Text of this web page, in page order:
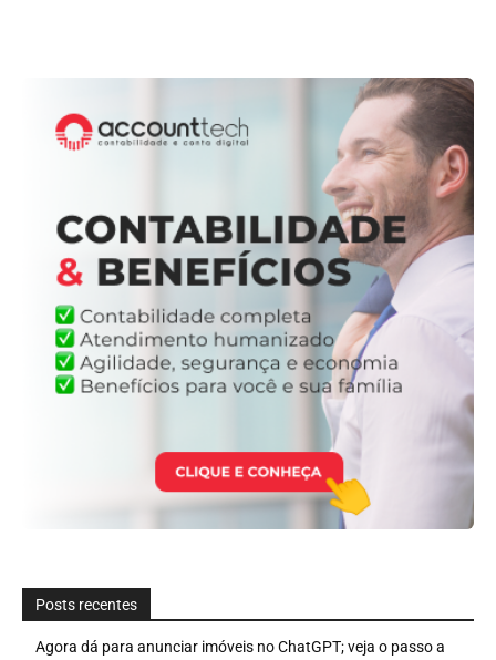
Posts recentes
Agora dá para anunciar imóveis no ChatGPT; veja o passo a